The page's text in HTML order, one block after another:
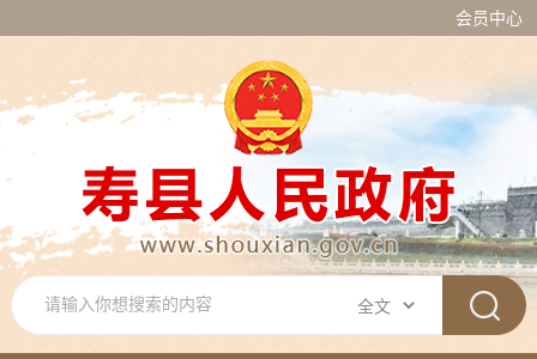
会员中心